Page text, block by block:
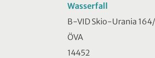
Wasserfall
B-VID Skio-Urania
ÖVA
14452